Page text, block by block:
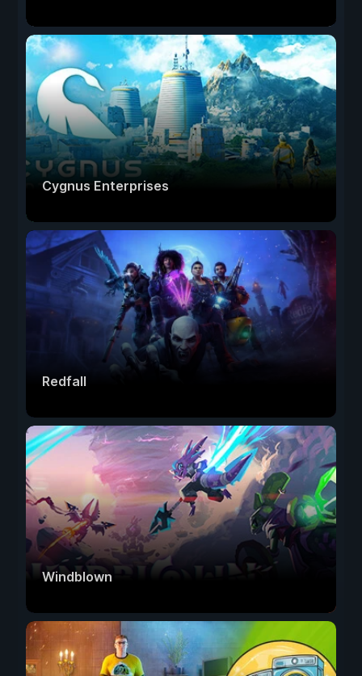
Cygnus Enterprises
Redfall
Windblown